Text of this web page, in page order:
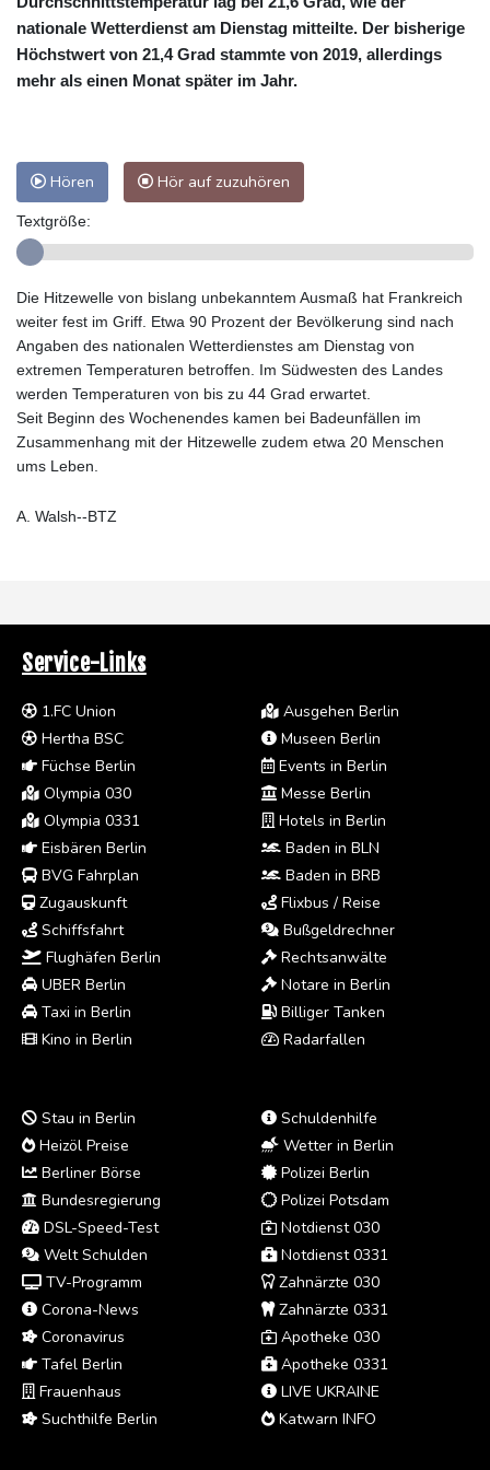
nationale Wetterdienst am Dienstag mitteilte. Der bisherige
Höchstwert von 21,4 Grad stammte von 2019, allerdings
mehr als einen Monat später im Jahr.
Hören Hör auf zuzuhören
Textgröße:
Die Hitzewelle von bislang unbekanntem Ausmaß hat Frankreich
weiter fest im Griff. Etwa 90 Prozent der Bevölkerung sind nach
Angaben des nationalen Wetterdienstes am Dienstag von
extremen Temperaturen betroffen. Im Südwesten des Landes
werden Temperaturen von bis zu 44 Grad erwartet.
Seit Beginn des Wochenendes kamen bei Badeunfällen im
Zusammenhang mit der Hitzewelle zudem etwa 20 Menschen
ums Leben.
A. Walsh--BTZ
Service-Links
1.FC Union
Hertha BSC
Füchse Berlin
Olympia 030
Olympia 0331
Eisbären Berlin
BVG Fahrplan
Zugauskunft
Schiffsfahrt
Flughäfen Berlin
UBER Berlin
Taxi in Berlin
Kino in Berlin
Ausgehen Berlin
Museen Berlin
Events in Berlin
Messe Berlin
Hotels in Berlin
Baden in BLN
Baden in BRB
Flixbus / Reise
Bußgeldrechner
Rechtsanwälte
Notare in Berlin
Billiger Tanken
Radarfallen
Stau in Berlin
Heizöl Preise
Berliner Börse
Bundesregierung
DSL-Speed-Test
Welt Schulden
TV-Programm
Corona-News
Coronavirus
Tafel Berlin
Frauenhaus
Suchthilfe Berlin
Schuldenhilfe
Wetter in Berlin
Polizei Berlin
Polizei Potsdam
Notdienst 030
Notdienst 0331
Zahnärzte 030
Zahnärzte 0331
Apotheke 030
Apotheke 0331
LIVE UKRAINE
Katwarn INFO